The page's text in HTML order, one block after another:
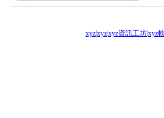
xyzxyzxyz資訊工坊xyz